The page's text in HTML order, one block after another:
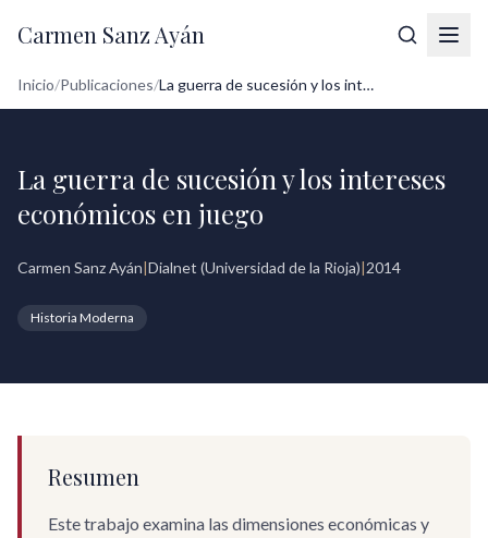
Carmen Sanz Ayán
Inicio/Publicaciones/ La guerra de sucesión y los intereses ec...
La guerra de sucesión y los intereses
económicos en juego
Carmen Sanz Ayán|Dialnet (Universidad de la Rioja)|2014
Historia Moderna
Resumen
Este trabajo examina las dimensiones económicas y